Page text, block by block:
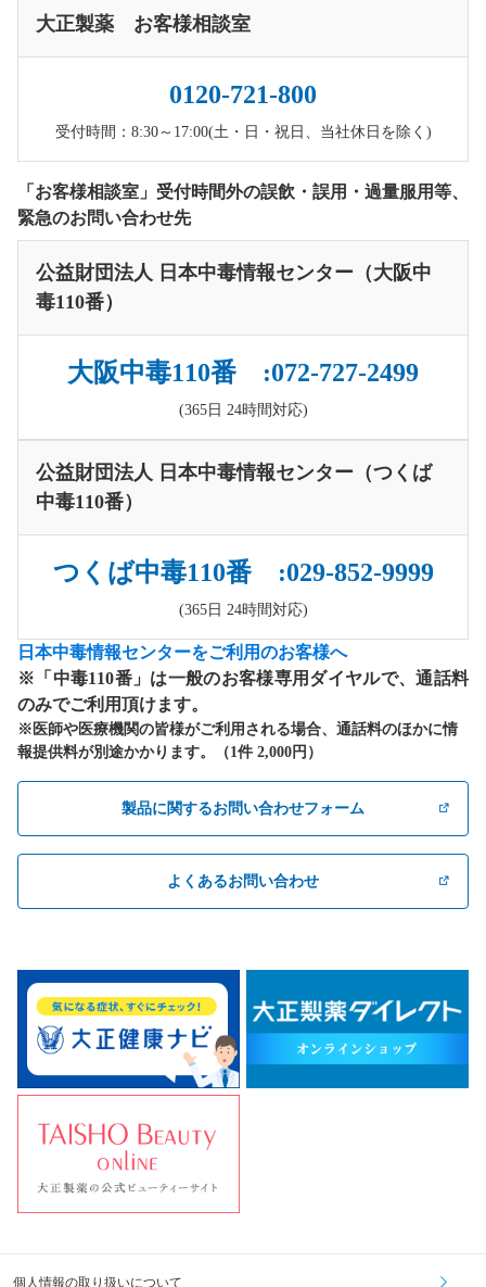
大正製薬 お客様相談室
0120-721-800
受付時間：8:30～17:00(土・日・祝日、当社休日を除く)
「お客様相談室」受付時間外の誤飲・誤用・過量服用等、
緊急のお問い合わせ先
公益財団法人 日本中毒情報センター（大阪中
毒110番）
大阪中毒110番 :072-727-2499
(365日 24時間対応)
公益財団法人 日本中毒情報センター（つくば
中毒110番）
つくば中毒110番 :029-852-9999
(365日 24時間対応)
日本中毒情報センターをご利用のお客様へ
※「中毒110番」は一般のお客様専用ダイヤルで、通話料
のみでご利用頂けます。
※医師や医療機関の皆様がご利用される場合、通話料のほかに情
報提供料が別途かかります。（1件 2,000円）
製品に関するお問い合わせフォーム
よくあるお問い合わせ
個人情報の取り扱いについて